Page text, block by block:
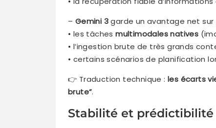
– Gemini 3garde un avantage net sur
• les tâchesmultimodales natives
• l’ingestion brute de très grands
• certains scénarios de planification
👉 Traduction technique : les écarts
brute”.
Stabilité et prédictibilité